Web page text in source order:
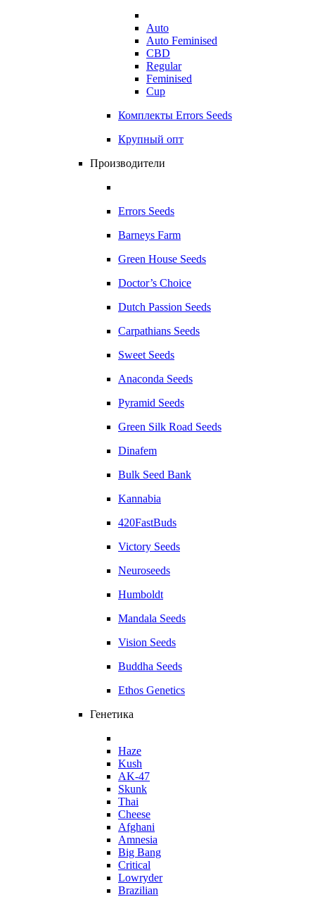
Auto
Auto Feminised
CBD
Regular
Feminised
Cup
Комплекты Errors Seeds
Крупный опт
Производители
Errors Seeds
Barneys Farm
Green House Seeds
Doctor’s Choice
Dutch Passion Seeds
Carpathians Seeds
Sweet Seeds
Anaconda Seeds
Pyramid Seeds
Green Silk Road Seeds
Dinafem
Bulk Seed Bank
Kannabia
420FastBuds
Victory Seeds
Neuroseeds
Humboldt
Mandala Seeds
Vision Seeds
Buddha Seeds
Ethos Genetics
Генетика
Haze
Kush
AK-47
Skunk
Thai
Cheese
Afghani
Amnesia
Big Bang
Critical
Lowryder
Brazilian